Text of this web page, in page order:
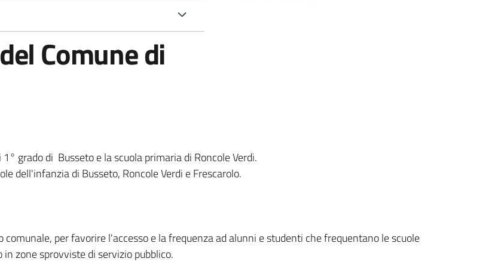
Comune di
grado di Busseto e la scuola primaria di Roncole Verdi.
dell'infanzia di Busseto, Roncole Verdi e Frescarolo.
per favorire l'accesso e la frequenza ad alunni e studenti che frequentano le scuole
zone sprovviste di servizio pubblico.